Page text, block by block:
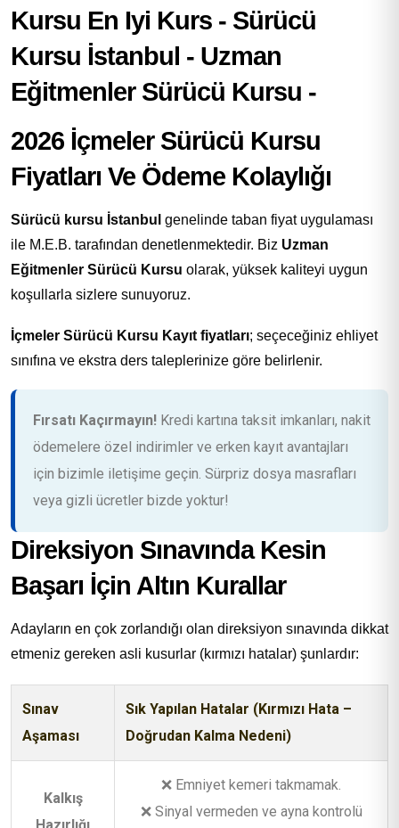
2026 İçmeler Sürücü Kursu
Fiyatları Ve Ödeme Kolaylığı
Sürücü kursu İstanbul genelinde taban fiyat uygulaması
ile M.E.B. tarafından denetlenmektedir. Biz Uzman
Eğitmenler Sürücü Kursu olarak, yüksek kaliteyi uygun
koşullarla sizlere sunuyoruz.
İçmeler Sürücü Kursu Kayıt fiyatları; seçeceğiniz ehliyet
sınıfına ve ekstra ders taleplerinize göre belirlenir.
Fırsatı Kaçırmayın! Kredi kartına taksit imkanları, nakit
ödemelere özel indirimler ve erken kayıt avantajları
için bizimle iletişime geçin. Sürpriz dosya masrafları
veya gizli ücretler bizde yoktur!
Direksiyon Sınavında Kesin
Başarı İçin Altın Kurallar
Adayların en çok zorlandığı olan direksiyon sınavında dikkat
etmeniz gereken asli kusurlar (kırmızı hatalar) şunlardır:
Sınav
Aşaması
Sık Yapılan Hatalar (Kırmızı Hata –
Doğrudan Kalma Nedeni)
Kalkış
❌ Emniyet kemeri takmamak.
❌ Sinyal vermeden ve ayna kontrolü